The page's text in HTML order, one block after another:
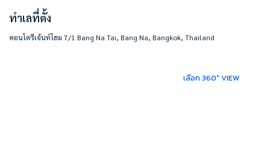
ทำเลที่ตั้ง
คอนโดรีเจ้นท์โฮม 7/1 Bang Na Tai, Bang Na, Bangkok, Thailand
เลือก 360° VIEW